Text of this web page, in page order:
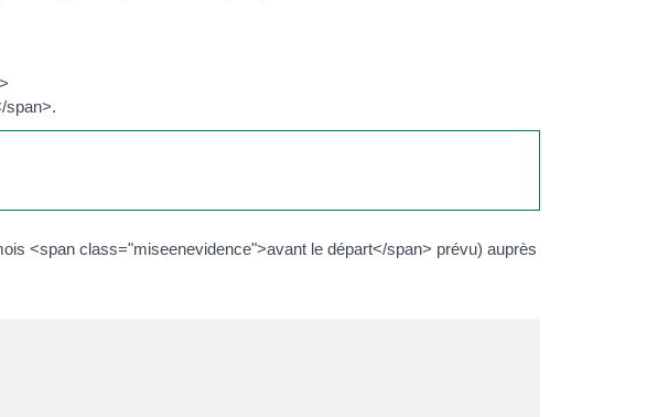
span>.
<span class="miseenevidence">avant le départ</span> prévu) auprès